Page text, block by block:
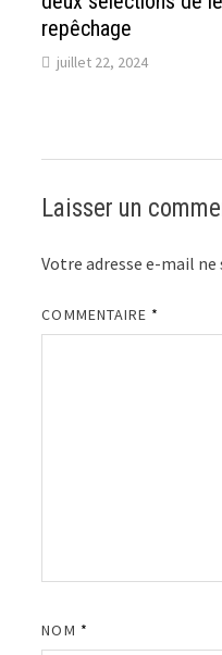
repêchage
juillet 22, 2024
Laisser un
Votre adresse e-mail ne
COMMENTAIRE *
NOM *